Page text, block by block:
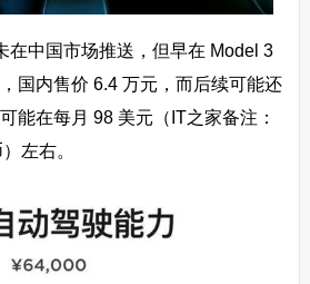
在中国市场推送，但早在 Model 3
国内售价 6.4 万元，而后续可能还
能在每月 98 美元（IT之家备注：
左右。